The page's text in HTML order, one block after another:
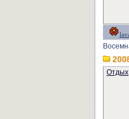
Отдых